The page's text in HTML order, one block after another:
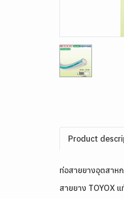
Product
ท่อสายยางอุตสาห
สายยาง TOYOX